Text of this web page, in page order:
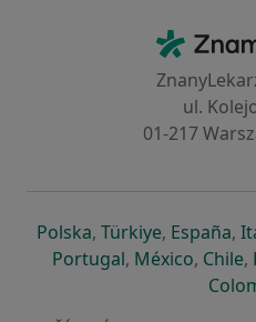
ul.
01-217
Polskase otevře v nové
, Türkiyese otevře
, Españase
,
Portugalse otevře v
, Méxicose
, Chile,